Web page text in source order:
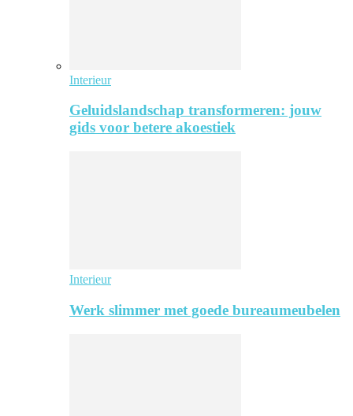
Interieur
Geluidslandschap transformeren: jouw
gids voor betere akoestiek
Interieur
Werk slimmer met goede bureaumeubelen